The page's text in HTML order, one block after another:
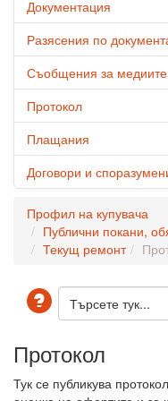
Документация
Разясения по
Съобщения за медиите
Протокол
Плащания
Договори и
Профил на купувача
Публични покани,
Текущ ремонт
Протокол
Тук се публикува